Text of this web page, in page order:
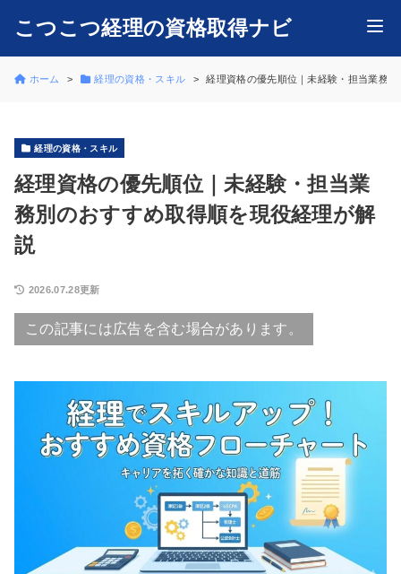
こつこつ経理の資格取得ナビ
ホーム 経理の資格・スキル 経理資格の優先順位｜未経験・担当業務
経理の資格・スキル
経理資格の優先順位｜未経験・担当業
務別のおすすめ取得順を現役経理が解
説
2026.07.28更新
この記事には広告を含む場合があります。